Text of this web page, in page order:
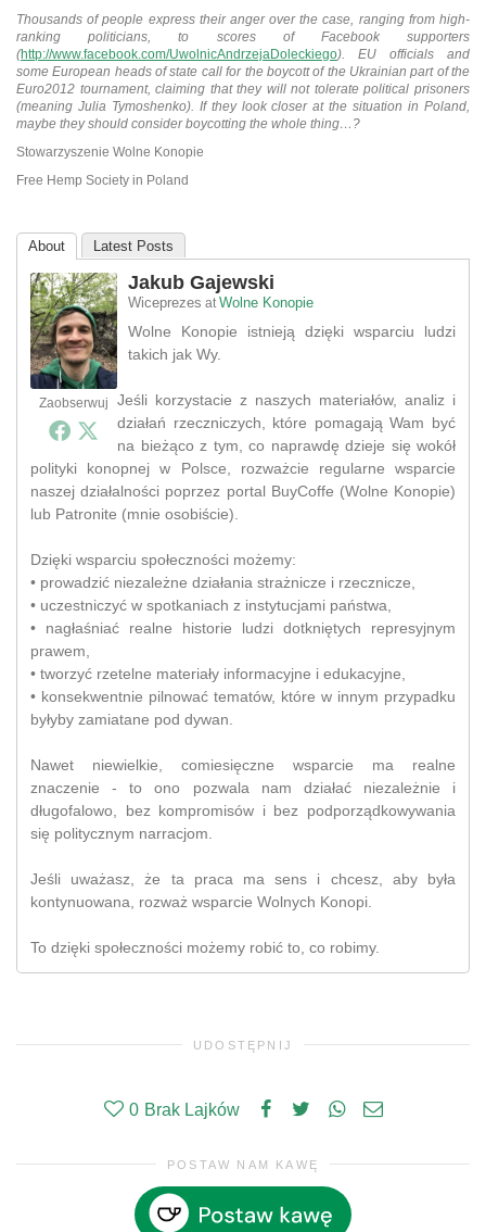
Thousands of people express their anger over the case, ranging from high-
ranking politicians, to scores of Facebook supporters
(http://www.facebook.com/UwolnicAndrzejaDoleckiego). EU officials and
some European heads of state call for the boycott of the Ukrainian part of the
Euro2012 tournament, claiming that they will not tolerate political prisoners
(meaning Julia Tymoshenko). If they look closer at the situation in Poland,
maybe they should consider boycotting the whole thing…?
Stowarzyszenie Wolne Konopie
Free Hemp Society in Poland
About Latest Posts
Zaobserwuj
Jakub Gajewski
Wiceprezes at Wolne Konopie
Wolne Konopie istnieją dzięki wsparciu ludzi
takich jak Wy.
Jeśli korzystacie z naszych materiałów, analiz i
działań rzeczniczych, które pomagają Wam być
na bieżąco z tym, co naprawdę dzieje się wokół
polityki konopnej w Polsce, rozważcie regularne wsparcie
naszej działalności poprzez portal BuyCoffe (Wolne Konopie)
lub Patronite (mnie osobiście).
Dzięki wsparciu społeczności możemy:
• prowadzić niezależne działania strażnicze i rzecznicze,
• uczestniczyć w spotkaniach z instytucjami państwa,
• nagłaśniać realne historie ludzi dotkniętych represyjnym
prawem,
• tworzyć rzetelne materiały informacyjne i edukacyjne,
• konsekwentnie pilnować tematów, które w innym przypadku
byłyby zamiatane pod dywan.
Nawet niewielkie, comiesięczne wsparcie ma realne
znaczenie - to ono pozwala nam działać niezależnie i
długofalowo, bez kompromisów i bez podporządkowywania
się politycznym narracjom.
Jeśli uważasz, że ta praca ma sens i chcesz, aby była
kontynuowana, rozważ wsparcie Wolnych Konopi.
To dzięki społeczności możemy robić to, co robimy.
UDOSTĘPNIJ
0 Brak Lajków
POSTAW NAM KAWĘ